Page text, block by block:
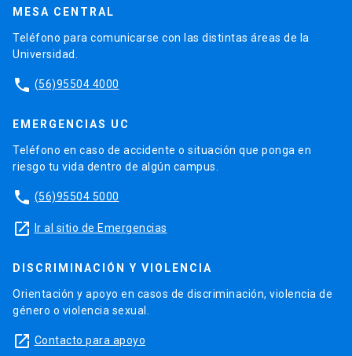
MESA CENTRAL
Teléfono para comunicarse con las distintas áreas de la
Universidad.
phone (56)95504 4000
EMERGENCIAS UC
Teléfono en caso de accidente o situación que ponga en
riesgo tu vida dentro de algún campus.
phone (56)95504 5000
launch Ir al sitio de Emergencias
DISCRIMINACIÓN Y VIOLENCIA
Orientación y apoyo en casos de discriminación, violencia de
género o violencia sexual.
launch Contacto para apoyo